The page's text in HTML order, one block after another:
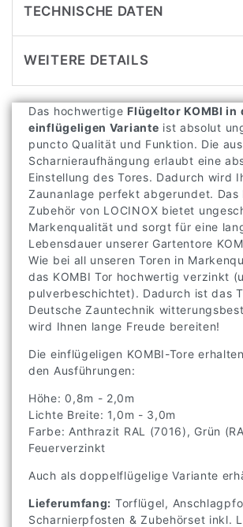
TECHNISCHE DATEN
WEITERE DETAILS
Das hochwertige Flügeltor KOMBI in
einflügeligen Variante ist absolut
puncto Qualität und Funktion. Die
Scharnieraufhängung erlaubt eine
Einstellung des Tores. Dadurch wird
Zaunanlage perfekt abgerundet. Das
Zubehör von LOCINOX bietet
Markenqualität und sorgt für eine
Lebensdauer unserer Gartentore
Wie bei all unseren Toren in
das KOMBI Tor hochwertig verzinkt
pulverbeschichtet). Dadurch ist das
Deutsche Zauntechnik
wird Ihnen lange Freude bereiten!
Die einflügeligen KOMBI-Tore
den Ausführungen:
Höhe: 0,8m - 2,0m
Lichte Breite: 1,0m - 3,0m
Farbe: Anthrazit RAL (7016), Grün
Feuerverzinkt
Auch als doppelflügelige Variante
Lieferumfang: Torflügel,
Scharnierpfosten & Zubehörset inkl.